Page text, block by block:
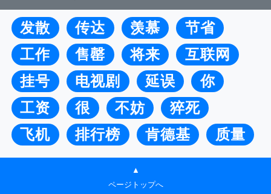
发散 传达 羡慕
节省
工作
售罄 将来
互联网
挂号
电视剧 延误
你
工资
很 不妨
猝死
飞机
排行榜 肯德基 质量
▲
ページトップへ